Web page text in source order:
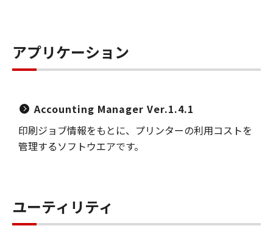
アプリケーション
Accounting Manager Ver.1.4.1
印刷ジョブ情報をもとに、プリンターの利用コストを
管理するソフトウエアです。
ユーティリティ